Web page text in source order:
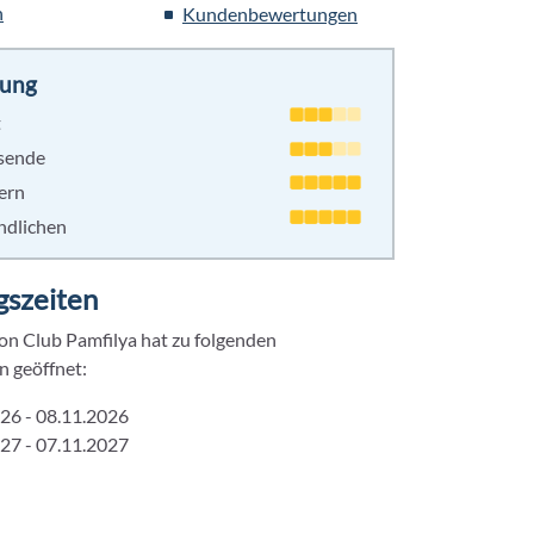
Kundenbewertungen
Club Pamfilya hat zu folgenden
geöffnet:
- 08.11.2026
- 07.11.2027